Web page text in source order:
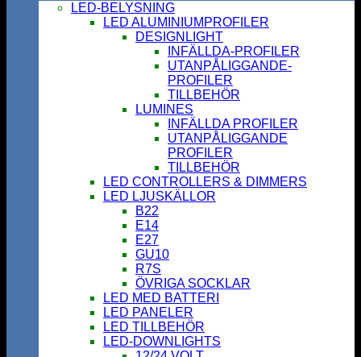
LED-BELYSNING
LED ALUMINIUMPROFILER
DESIGNLIGHT
INFÄLLDA-PROFILER
UTANPÅLIGGANDE-
PROFILER
TILLBEHÖR
LUMINES
INFÄLLDA PROFILER
UTANPÅLIGGANDE
PROFILER
TILLBEHÖR
LED CONTROLLERS & DIMMERS
LED LJUSKÄLLOR
B22
E14
E27
GU10
R7S
ÖVRIGA SOCKLAR
LED MED BATTERI
LED PANELER
LED TILLBEHÖR
LED-DOWNLIGHTS